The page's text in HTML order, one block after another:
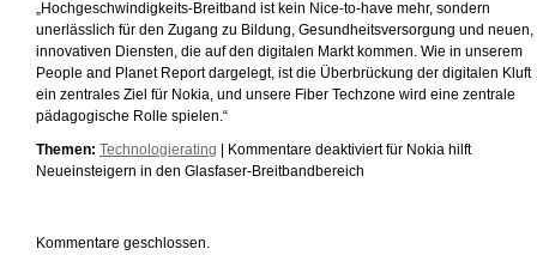
„Hochgeschwindigkeits-Breitband ist kein Nice-to-have mehr, sondern
unerlässlich für den Zugang zu Bildung, Gesundheitsversorgung und neuen,
innovativen Diensten, die auf den digitalen Markt kommen. Wie in unserem
People and Planet Report dargelegt, ist die Überbrückung der digitalen Kluft
ein zentrales Ziel für Nokia, und unsere Fiber Techzone wird eine zentrale
pädagogische Rolle spielen.“
Themen: Technologierating Kommentare deaktiviertfür Nokia hilft
Neueinsteigern in den Glasfaser-Breitbandbereich
Kommentare geschlossen.